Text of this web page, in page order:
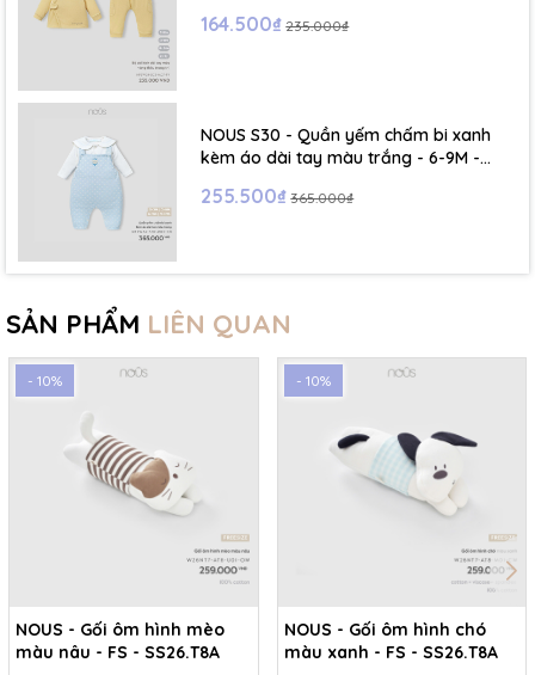
164.500₫ 235.000₫
NOUS S30 - Quần yếm chấm bi xanh
kèm áo dài tay màu trắng - 6-9M -
255.500₫ 365.000₫
SẢN PHẨM LIÊN QUAN
- 10%
NOUS - Gối ôm hình mèo
màu nâu - FS - SS26.T8A
- 10%
NOUS - Gối ôm hình chó
màu xanh - FS - SS26.T8A